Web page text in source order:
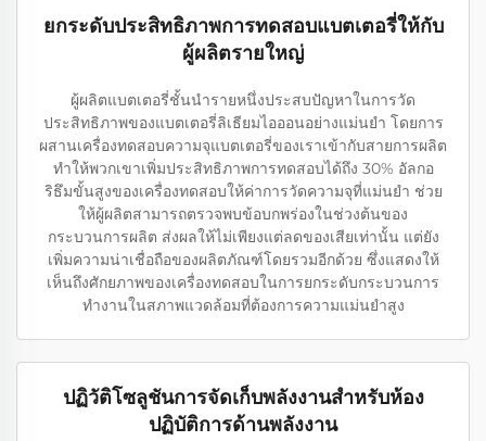
ยกระดับประสิทธิภาพการทดสอบแบตเตอรี่ให้กับ
ผู้ผลิตรายใหญ่
ผู้ผลิตแบตเตอรี่ชั้นนำรายหนึ่งประสบปัญหาในการวัด
ประสิทธิภาพของแบตเตอรี่ลิเธียมไอออนอย่างแม่นยำ โดยการ
ผสานเครื่องทดสอบความจุแบตเตอรี่ของเราเข้ากับสายการผลิต
ทำให้พวกเขาเพิ่มประสิทธิภาพการทดสอบได้ถึง 30% อัลกอ
ริธึมขั้นสูงของเครื่องทดสอบให้ค่าการวัดความจุที่แม่นยำ ช่วย
ให้ผู้ผลิตสามารถตรวจพบข้อบกพร่องในช่วงต้นของ
กระบวนการผลิต ส่งผลให้ไม่เพียงแต่ลดของเสียเท่านั้น แต่ยัง
เพิ่มความน่าเชื่อถือของผลิตภัณฑ์โดยรวมอีกด้วย ซึ่งแสดงให้
เห็นถึงศักยภาพของเครื่องทดสอบในการยกระดับกระบวนการ
ทำงานในสภาพแวดล้อมที่ต้องการความแม่นยำสูง
ปฏิวัติโซลูชันการจัดเก็บพลังงานสำหรับห้อง
ปฏิบัติการด้านพลังงาน